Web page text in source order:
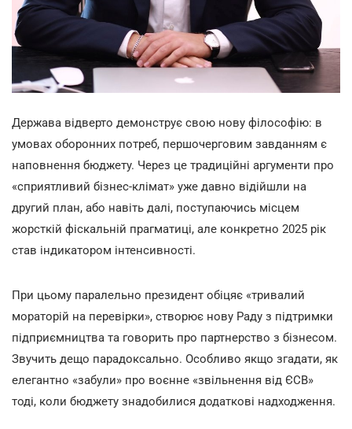
Держава відверто демонструє свою нову філософію: в
умовах оборонних потреб, першочерговим завданням є
наповнення бюджету. Через це традиційні аргументи про
«сприятливий бізнес-клімат» уже давно відійшли на
другий план, або навіть далі, поступаючись місцем
жорсткій фіскальній прагматиці, але конкретно 2025 рік
став індикатором інтенсивності.
При цьому паралельно президент обіцяє «тривалий
мораторій на перевірки», створює нову Раду з підтримки
підприємництва та говорить про партнерство з бізнесом.
Звучить дещо парадоксально. Особливо якщо згадати, як
елегантно «забули» про воєнне «звільнення від ЄСВ»
тоді, коли бюджету знадобилися додаткові надходження.